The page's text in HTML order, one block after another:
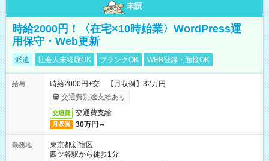
未読
時給2000円！〈在宅×10時始業〉WordPress運
用保守・Web更新
派遣 社会人未経験OK ブランクOK WEB登録・面接OK
給与
時給2000円+交 【月収例】32万円
交通費別途支給あり
交通費 交通費支給
月収例 30万円～
勤務地
東京都新宿区
四ツ谷駅から徒歩1分